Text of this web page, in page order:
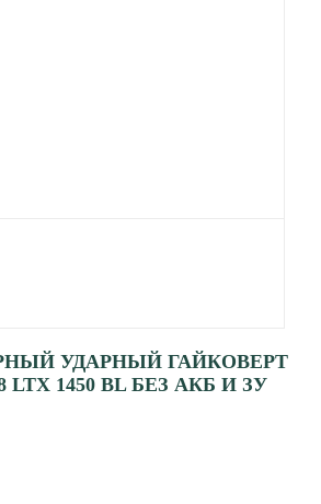
УДАРНЫЙ ГАЙКОВЕРТ
LTX 1450 BL БЕЗ АКБ И ЗУ